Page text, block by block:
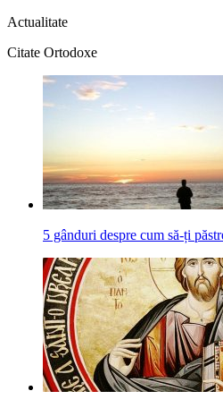
Actualitate
Citate Ortodoxe
5 gânduri despre cum să-ți